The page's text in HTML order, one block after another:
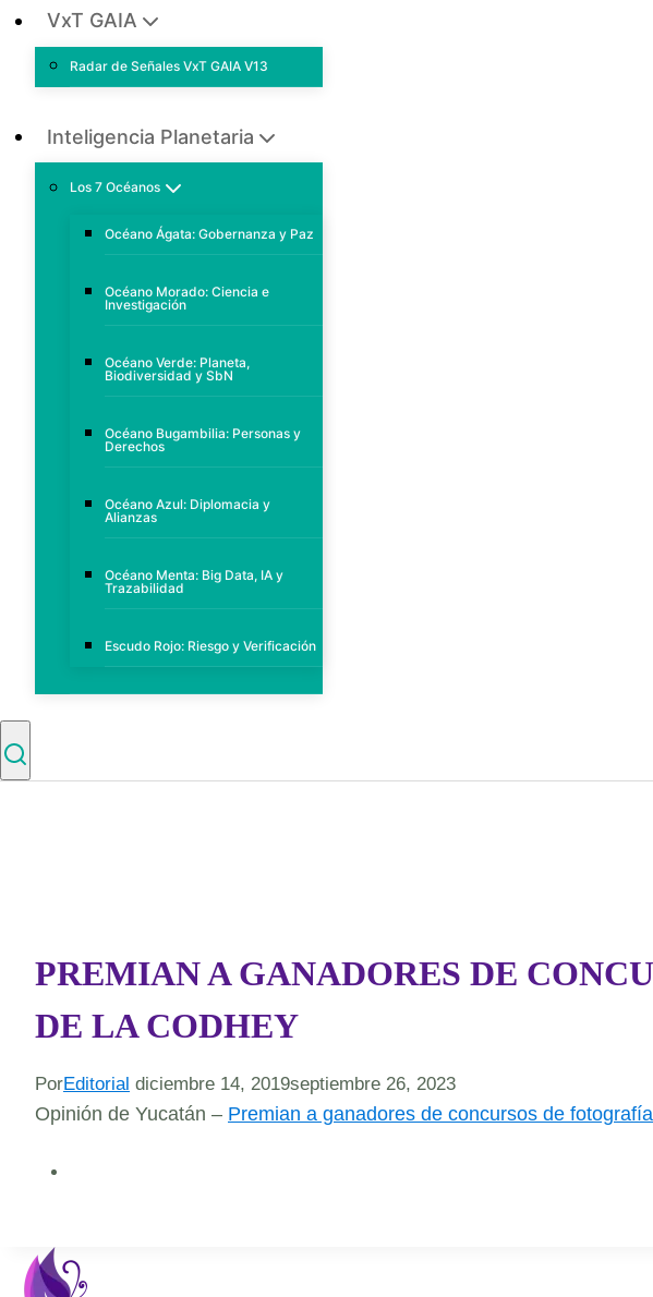
VxT GAIA
Radar de Señales VxT GAIA V13
Inteligencia Planetaria
Los 7 Océanos
Océano Ágata: Gobernanza y Paz
Océano Morado: Ciencia e
Investigación
Océano Verde: Planeta,
Biodiversidad y SbN
Océano Bugambilia: Personas y
Derechos
Océano Azul: Diplomacia y
Alianzas
Océano Menta: Big Data, IA y
Trazabilidad
Escudo Rojo: Riesgo y Verificación
PREMIAN A GANADORES DE
DE LA CODHEY
PorEditorial diciembre 14, 2019septiembre 26, 2023
Opinión de Yucatán – Premian a ganadores de concursos de